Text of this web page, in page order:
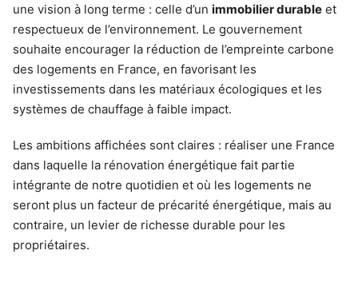
une vision à long terme : celle d’un immobilier durable et
respectueux de l’environnement. Le gouvernement
souhaite encourager la réduction de l’empreinte carbone
des logements en France, en favorisant les
investissements dans les matériaux écologiques et les
systèmes de chauffage à faible impact.
Les ambitions affichées sont claires : réaliser une France
dans laquelle la rénovation énergétique fait partie
intégrante de notre quotidien et où les logements ne
seront plus un facteur de précarité énergétique, mais au
contraire, un levier de richesse durable pour les
propriétaires.